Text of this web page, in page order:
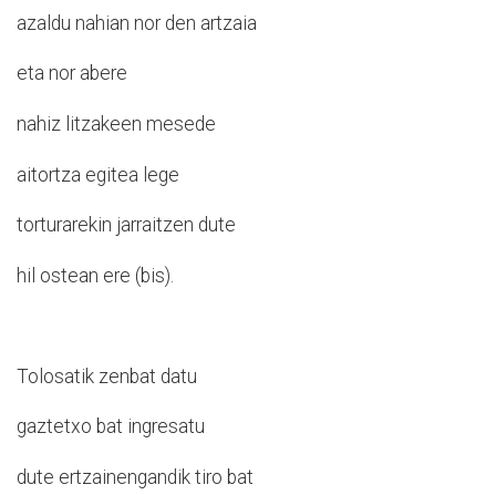
azaldu nahian nor den artzaia
eta nor abere
nahiz litzakeen mesede
aitortza egitea lege
torturarekin jarraitzen dute
hil ostean ere (bis).
Tolosatik zenbat datu
gaztetxo bat ingresatu
dute ertzainengandik tiro bat